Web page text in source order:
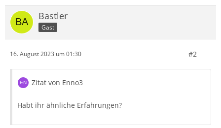
Bastler
Gast
16. August 2023 um 01:30 #2
Zitat von Enno3
Habt ihr ähnliche Erfahrungen?